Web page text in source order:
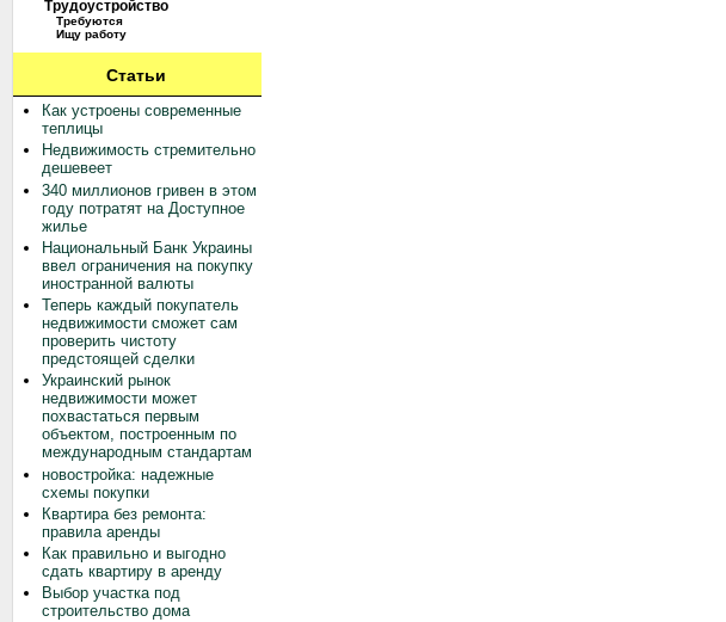
Трудоустройство
Требуются
Ищу работу
Статьи
Как устроены современные
теплицы
Недвижимость стремительно
дешевеет
340 миллионов гривен в этом
году потратят на Доступное
жилье
Национальный Банк Украины
ввел ограничения на покупку
иностранной валюты
Теперь каждый покупатель
недвижимости сможет сам
проверить чистоту
предстоящей сделки
Украинский рынок
недвижимости может
похвастаться первым
объектом, построенным по
международным стандартам
новостройка: надежные
схемы покупки
Квартира без ремонта:
правила аренды
Как правильно и выгодно
сдать квартиру в аренду
Выбор участка под
строительство дома